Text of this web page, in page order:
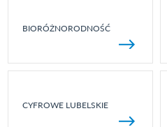
BIORÓŻNORODNOŚĆ
CYFROWE LUBELSKIE